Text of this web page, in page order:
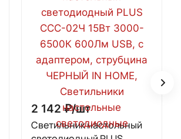
2 142 ₽/шт
Светильник настольный